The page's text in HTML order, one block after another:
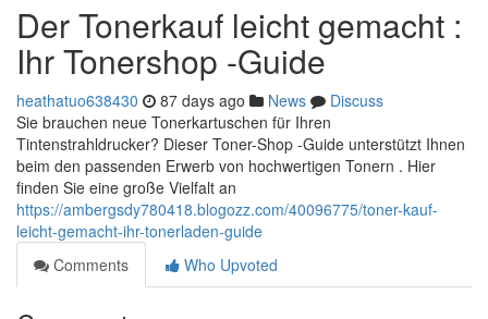
Der Tonerkauf leicht gemacht :
Ihr Tonershop -Guide
heathatuo638430 87 days ago News
Discuss
Sie brauchen neue Tonerkartuschen für Ihren
Tintenstrahldrucker? Dieser Toner-Shop -Guide unterstützt Ihnen
beim den passenden Erwerb von hochwertigen Tonern . Hier
finden Sie eine große Vielfalt an
https://ambergsdy780418.blogozz.com/40096775/toner-kauf-
leicht-gemacht-ihr-tonerladen-guide
Comments
Who Upvoted